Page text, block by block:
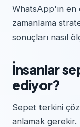
WhatsApp'ın
zamanlama
sonuçları nasıl
İnsanlar
ediyor?
Sepet terkini
anlamak gerekir.